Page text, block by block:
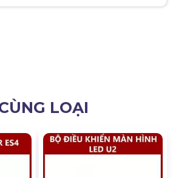
LOẠI